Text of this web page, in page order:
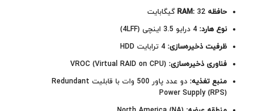
حافظه RAM: 32 گیگابایت
نوع هارد:
ظرفیت ذخیره‌سازی:
فناوری ذخیره‌سازی:
منبع تغذیه:
دو عدد پاور 500 وات با قابلیت Redundant
Power Supply (RPS)